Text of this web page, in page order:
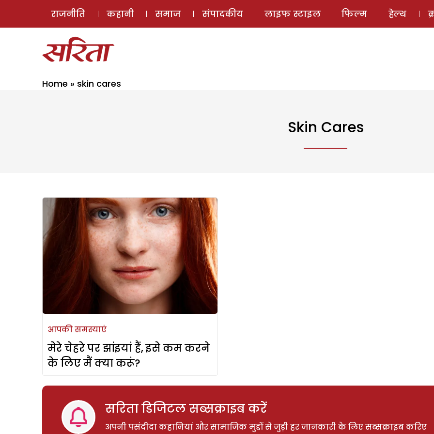
ई-मैगज़ीन
राजनीति कहानी समाज संपादकीय लाइफ स्टाइल फिल्म हेल्थ
Home » skin cares
Skin Cares
आपकी समस्याएं
मेरे चेहरे पर झांइयां हैं, इसे कम करने
के लिए मैं क्या करूं?
सरिता डिजिटल सब्सक्राइब करें
अपनी पसंदीदा कहानियां और सामाजिक मुद्दों से जुड़ी हर जानकारी के लिए सब्सक्राइब करिए